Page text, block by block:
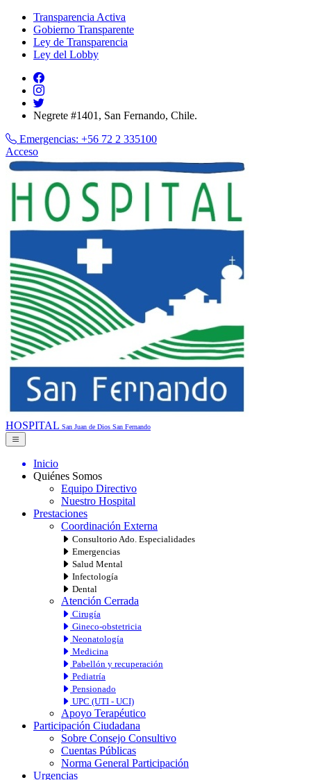
Transparencia Activa
Gobierno Transparente
Ley de Transparencia
Ley del Lobby
Negrete #1401, San Fernando, Chile.
Emergencias: +56 72 2 335100
Acceso
HOSPITAL San Juan de Dios San Fernando
Inicio
Quiénes Somos
Equipo Directivo
Nuestro Hospital
Prestaciones
Coordinación Externa
Consultorio Ado. Especialidades
Emergencias
Salud Mental
Infectología
Dental
Atención Cerrada
Cirugía
Gineco-obstetricia
Neonatología
Medicina
Pabellón y recuperación
Pediatría
Pensionado
UPC (UTI - UCI)
Apoyo Terapéutico
Participación Ciudadana
Sobre Consejo Consultivo
Cuentas Públicas
Norma General Participación
Urgencias